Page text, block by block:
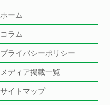
ホーム
コラム
プライバシーポリシー
メディア掲載一覧
サイトマップ